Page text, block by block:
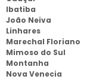
Ibatiba
João Neiva
Linhares
Marechal Floriano
Mimoso do Sul
Montanha
Nova Venecia